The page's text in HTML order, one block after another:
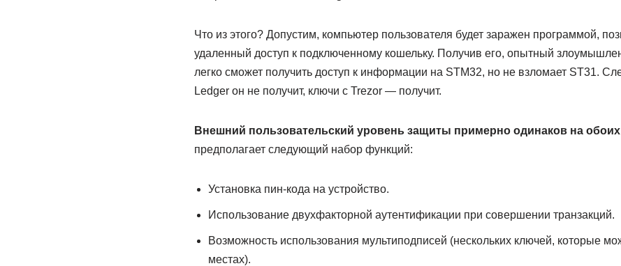
Что из этого? Допустим, компьютер пользователя будет заражен программой,
удаленный доступ к подключенному кошельку. Получив его, опытный
легко сможет получить доступ к информации на STM32, но не взломает ST31.
Ledger он не получит, ключи с Trezor — получит.
Внешний пользовательский уровень защиты примерно одинаков на
предполагает следующий набор функций:
Установка пин-кода на устройство.
Использование двухфакторной аутентификации при совершении транзакций.
Возможность использования мультиподписей (нескольких ключей, которые
местах).